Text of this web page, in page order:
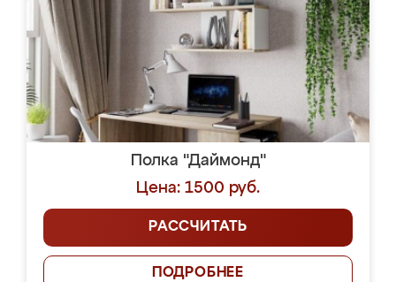
Полка "Даймонд"
Цена: 1500 руб.
РАССЧИТАТЬ
ПОДРОБНЕЕ